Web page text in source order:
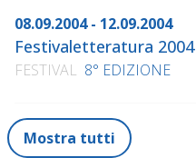
08.09.2004 - 12.09.2004
Festivaletteratura 2004
FESTIVAL 8° EDIZIONE
Mostra tutti